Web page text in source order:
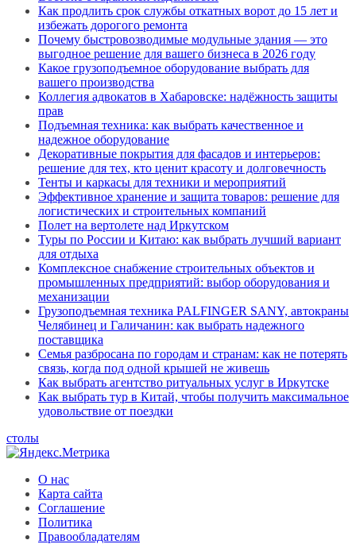
Как продлить срок службы откатных ворот до 15 лет и
избежать дорогого ремонта
Почему быстровозводимые модульные здания — это
выгодное решение для вашего бизнеса в 2026 году
Какое грузоподъемное оборудование выбрать для
вашего производства
Коллегия адвокатов в Хабаровске: надёжность защиты
прав
Подъемная техника: как выбрать качественное и
надежное оборудование
Декоративные покрытия для фасадов и интерьеров:
решение для тех, кто ценит красоту и долговечность
Тенты и каркасы для техники и мероприятий
Эффективное хранение и защита товаров: решение для
логистических и строительных компаний
Полет на вертолете над Иркутском
Туры по России и Китаю: как выбрать лучший вариант
для отдыха
Комплексное снабжение строительных объектов и
промышленных предприятий: выбор оборудования и
механизации
Грузоподъемная техника PALFINGER SANY, автокраны
Челябинец и Галичанин: как выбрать надежного
поставщика
Семья разбросана по городам и странам: как не потерять
связь, когда под одной крышей не живешь
Как выбрать агентство ритуальных услуг в Иркутске
Как выбрать тур в Китай, чтобы получить максимальное
удовольствие от поездки
столы
О нас
Карта сайта
Соглашение
Политика
Правообладателям